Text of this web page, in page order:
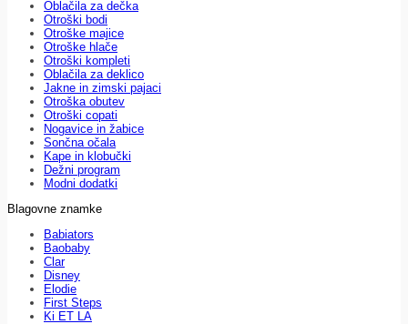
Oblačila za dečka
Otroški bodi
Otroške majice
Otroške hlače
Otroški kompleti
Oblačila za deklico
Jakne in zimski pajaci
Otroška obutev
Otroški copati
Nogavice in žabice
Sončna očala
Kape in klobučki
Dežni program
Modni dodatki
Blagovne znamke
Babiators
Baobaby
Clar
Disney
Elodie
First Steps
Ki ET LA